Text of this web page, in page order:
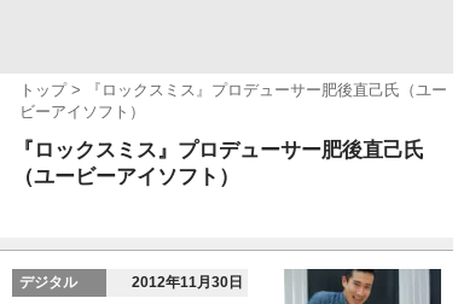
トップ
『ロックスミス』プロデューサー肥後直己氏（ユー
ビーアイソフト）
『ロックスミス』プロデューサー肥後直己氏
（ユービーアイソフト）
デジタル 2012年11月30日